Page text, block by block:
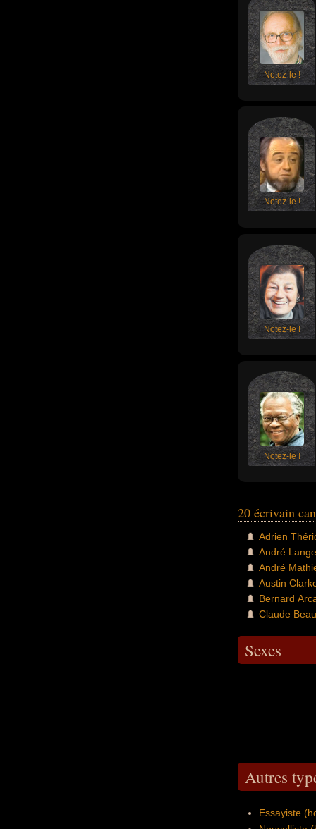
Notez-le !
Notez-le !
Notez-le !
Notez-le !
20 écrivain
Adrien
André
André
Austin
Bernard
Claude
Sexes
Autres
Essayiste